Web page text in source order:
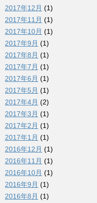
2017年12月 (1)
2017年11月 (1)
2017年10月 (1)
2017年9月 (1)
2017年8月 (1)
2017年7月 (1)
2017年6月 (1)
2017年5月 (1)
2017年4月 (2)
2017年3月 (1)
2017年2月 (1)
2017年1月 (1)
2016年12月 (1)
2016年11月 (1)
2016年10月 (1)
2016年9月 (1)
2016年8月 (1)